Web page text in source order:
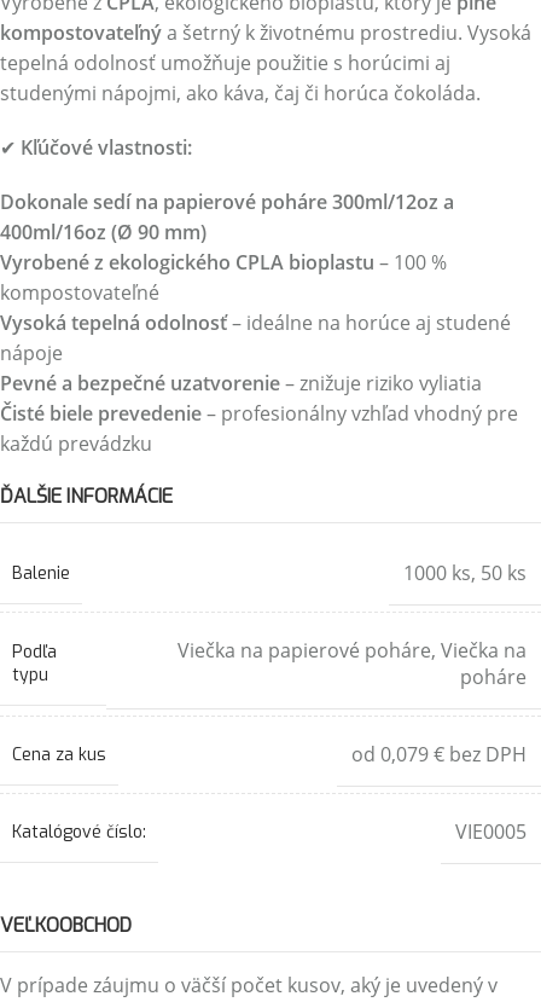
kompostovateľnýa šetrný k životnému prostrediu. Vysoká
tepelná odolnosť umožňuje použitie s horúcimi aj
studenými nápojmi, ako káva, čaj či horúca čokoláda.
✔ Kľúčové vlastnosti:
Dokonale sedí na papierové poháre 300ml/12oz a
400ml/16oz (Ø 90 mm)
Vyrobené z ekologického CPLA bioplastu – 100 %
kompostovateľné
Vysoká tepelná odolnosť– ideálne na horúce aj studené
nápoje
Pevné a bezpečné uzatvorenie– znižuje riziko vyliatia
Čisté biele prevedenie– profesionálny vzhľad vhodný pre
každú prevádzku
ĎALŠIE INFORMÁCIE
Balenie 1000 ks, 50 ks
Podľa
typu
Viečka na papierové poháre, Viečka na
poháre
Cena za kus od 0,079 € bez DPH
Katalógové číslo: VIE0005
VEĽKOOBCHOD
V prípade záujmu o väčší počet kusov, aký je uvedený v